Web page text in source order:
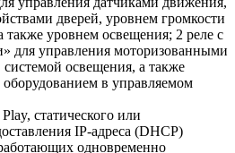
дверей, уровнем громкости
также уровнем освещения; 2 реле с
для управления моторизованными
освещения, а также
в управляемом
статического или
IP-адреса (DHCP)
одновременно